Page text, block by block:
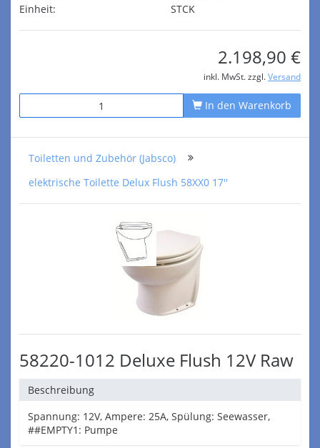
Einheit:
STCK
2.198,90 €
inkl. MwSt. zzgl. Versand
In den Warenkorb
Toiletten und Zubehör (Jabsco)
elektrische Toilette Delux Flush 58XX0 17''
58220-1012 Deluxe Flush 12V Raw
Beschreibung
Spannung: 12V, Ampere: 25A, Spülung: Seewasser,
##EMPTY1: Pumpe